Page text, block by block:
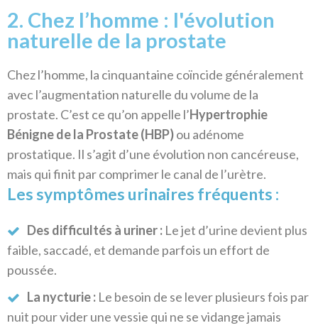
2. Chez l’homme : l'évolution
naturelle de la prostate
Chez l’homme, la cinquantaine coïncide généralement
avec l’augmentation naturelle du volume de la
prostate. C’est ce qu’on appelle l’Hypertrophie
Bénigne de la Prostate (HBP)ou adénome
prostatique. Il s’agit d’une évolution non cancéreuse,
mais qui finit par comprimer le canal de l’urètre.
Les symptômes urinaires fréquents :
Des difficultés à uriner : Le jet d’urine devient plus
faible, saccadé, et demande parfois un effort de
poussée.
La nycturie : Le besoin de se lever plusieurs fois par
nuit pour vider une vessie qui ne se vidange jamais